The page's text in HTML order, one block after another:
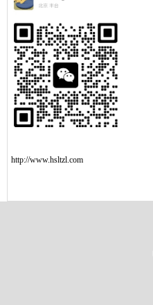
http://www.hsltzl.com